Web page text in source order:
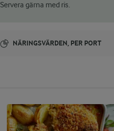
Servera gärna med ris.
NÄRINGSVÄRDEN, PER PORT
ENERGIDISTRIBUTION %
NÄRINGSVÄRDEN PER PORT